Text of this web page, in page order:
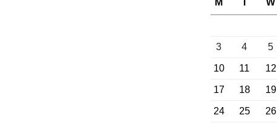
3 4 5
10 11 12
17 18 19
24 25 26